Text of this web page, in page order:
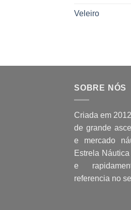
Veleiro
SOBRE NÓS
Criada em
de grande
e mercado
Estrela
e
referencia no